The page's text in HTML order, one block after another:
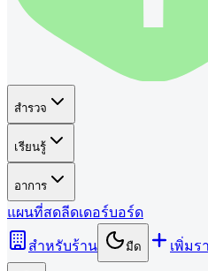
สำรวจ
เรียนรู้
อาการ
แผนที่สดลีดเดอร์บอร์ด
สำหรับร้าน
มืด เพิ่มร